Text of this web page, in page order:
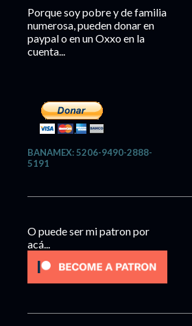
Porque soy pobre y de familia
numerosa, pueden donar en
paypal o en un Oxxo en la
cuenta...
BANAMEX: 5206-9490-2888-
5191
O puede ser mi patron por
acá...